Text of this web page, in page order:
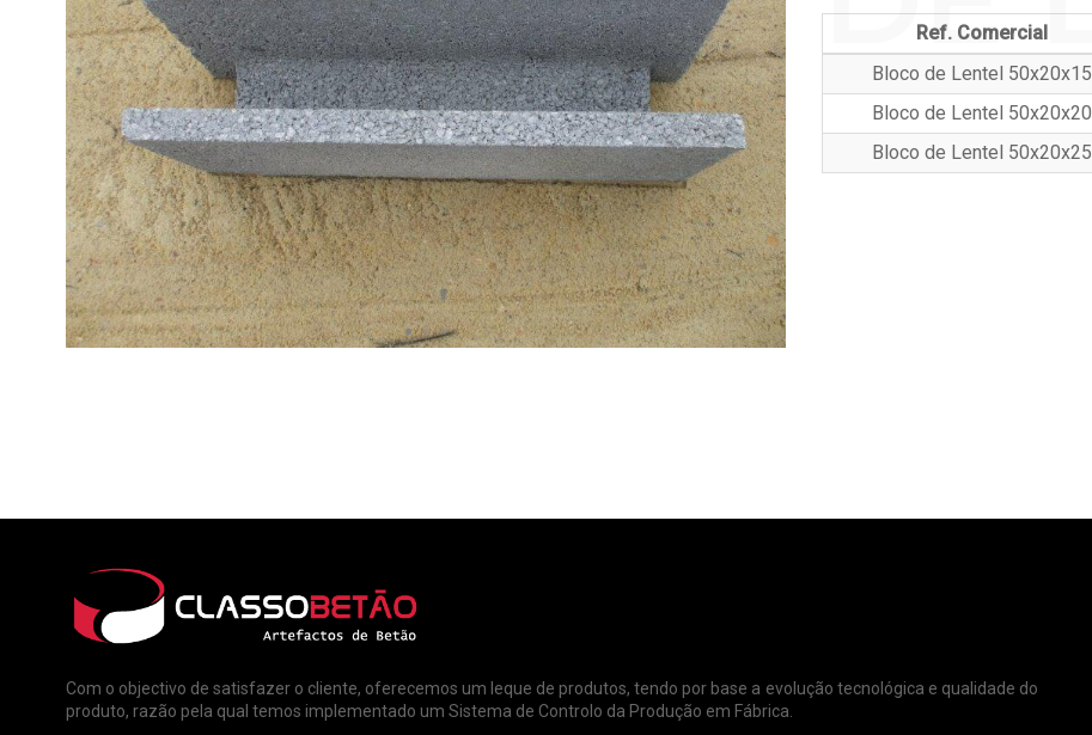
Ref. Comercial
Bloco de Lentel 50x20x15
Bloco de Lentel 50x20x20
Bloco de Lentel 50x20x25
Com o objectivo de satisfazer o cliente, oferecemos um leque de produtos, tendo por base a evolução tecnológica e qualidade do
produto, razão pela qual temos implementado um Sistema de Controlo da Produção em Fábrica.